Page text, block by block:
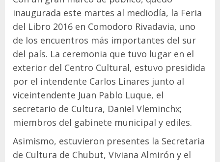
inaugurada este martes al mediodía, la Feria
del Libro 2016 en Comodoro Rivadavia, uno
de los encuentros más importantes del sur
del país. La ceremonia que tuvo lugar en el
exterior del Centro Cultural, estuvo presidida
por el intendente Carlos Linares junto al
viceintendente Juan Pablo Luque, el
secretario de Cultura, Daniel Vleminchx;
miembros del gabinete municipal y ediles.
Asimismo, estuvieron presentes la Secretaria
de Cultura de Chubut, Viviana Almirón y el